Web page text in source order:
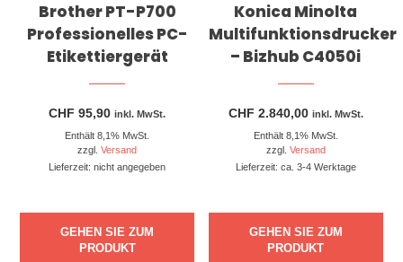
Brother PT-P700
Professionelles PC-
Etikettiergerät
CHF 95,90 inkl. MwSt.
Enthält 8,1% MwSt.
zzgl.Versand
Lieferzeit: nicht angegeben
GEHEN SIE ZUM
PRODUKT
Konica Minolta
Multifunktionsdrucker
– Bizhub C4050i
CHF 2.840,00 inkl. MwSt.
Enthält 8,1% MwSt.
zzgl. Versand
Lieferzeit: ca. 3-4 Werktage
GEHEN SIE ZUM
PRODUKT